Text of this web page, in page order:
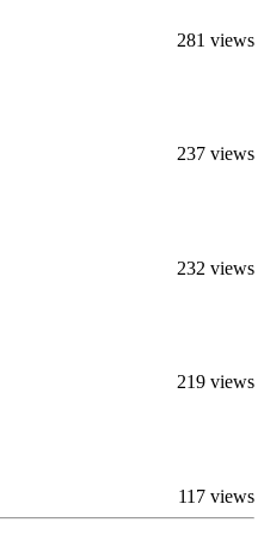
281 views
237 views
232 views
219 views
117 views